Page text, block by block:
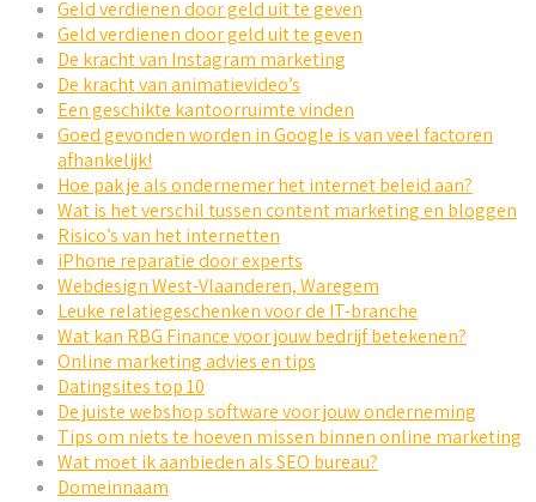
Geld verdienen door geld uit te geven
Geld verdienen door geld uit te geven
De kracht van Instagram marketing
De kracht van animatievideo’s
Een geschikte kantoorruimte vinden
Goed gevonden worden in Google is van veel factoren
afhankelijk!
Hoe pak je als ondernemer het internet beleid aan?
Wat is het verschil tussen content marketing en bloggen
Risico’s van het internetten
iPhone reparatie door experts
Webdesign West-Vlaanderen, Waregem
Leuke relatiegeschenken voor de IT-branche
Wat kan RBG Finance voor jouw bedrijf betekenen?
Online marketing advies en tips
Datingsites top 10
De juiste webshop software voor jouw onderneming
Tips om niets te hoeven missen binnen online marketing
Wat moet ik aanbieden als SEO bureau?
Domeinnaam